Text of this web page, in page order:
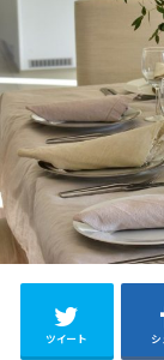
ツイート シ